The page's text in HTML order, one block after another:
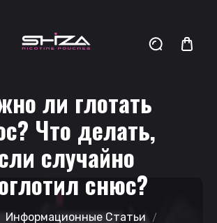
ли глотать
Что делать,
случайно
снюс?
Информационные Статьи